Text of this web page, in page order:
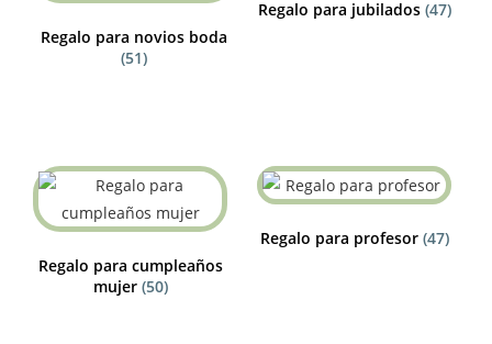
Regalo para novios boda
(51)
Regalo para jubilados (47)
Regalo para cumpleaños
mujer (50)
Regalo para profesor (47)